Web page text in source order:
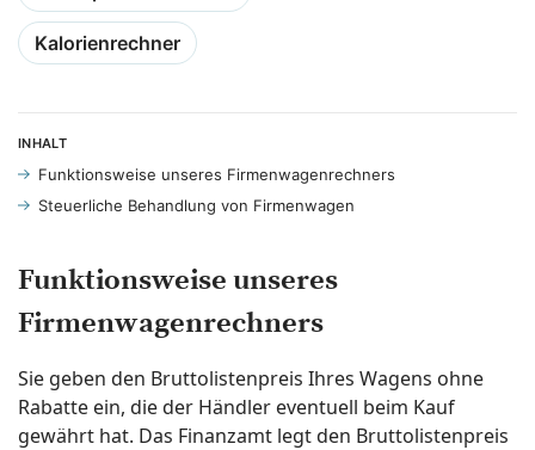
Kalorienrechner
INHALT
Funktionsweise unseres Firmenwagenrechners
Steuerliche Behandlung von Firmenwagen
Funktionsweise unseres
Firmenwagenrechners
Sie geben den Bruttolistenpreis Ihres Wagens ohne
Rabatte ein, die der Händler eventuell beim Kauf
gewährt hat. Das Finanzamt legt den Bruttolistenpreis